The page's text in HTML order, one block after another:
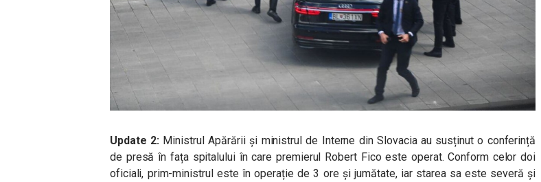
Update 2: Ministrul Apărării și ministrul de Interne din Slovacia au susținut o conferință
de presă în fața spitalului în care premierul Robert Fico este operat. Conform celor doi
oficiali, prim-ministrul este în operație de 3 ore și jumătate, iar starea sa este severă și